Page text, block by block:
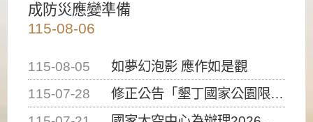
成防災應變準備
115-08-06
115-08-05
如夢幻泡影 應作如是觀
115-07-28
修正公告「墾丁國家公園限制水域遊憩活動之種類、範圍、時間及行為」，自即日生效。